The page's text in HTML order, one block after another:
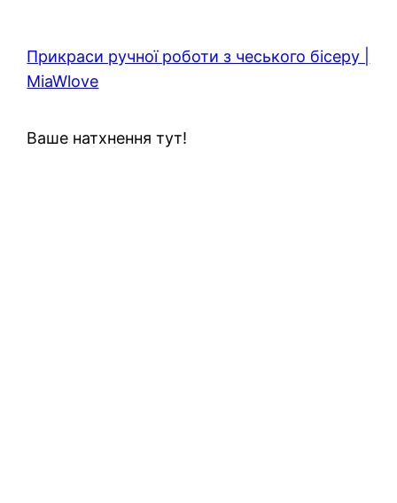
Прикраси ручної роботи з чеського бісеру |
MiaWlove
Ваше натхнення тут!